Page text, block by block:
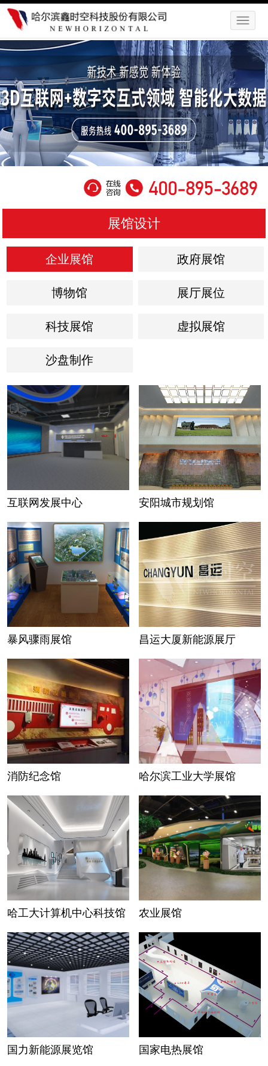
展馆设计
企业展馆 政府展馆
博物馆 展厅展位
科技展馆 虚拟展馆
沙盘制作
互联网发展中心 安阳城市规划馆
暴风骤雨展馆 昌运大厦新能源展厅
消防纪念馆 哈尔滨工业大学展馆
哈工大计算机中心科技馆 农业展馆
国力新能源展览馆 国家电热展馆